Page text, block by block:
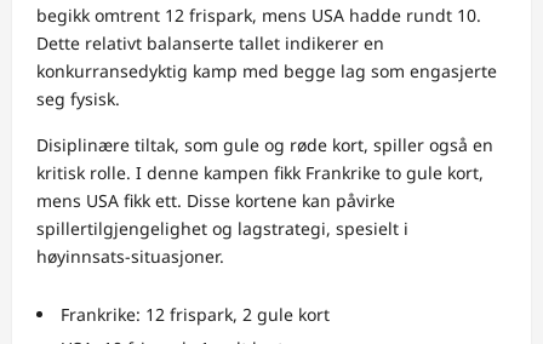
begikk omtrent 12 frispark, mens USA hadde rundt 10.
Dette relativt balanserte tallet indikerer en
konkurransedyktig kamp med begge lag som engasjerte
seg fysisk.
Disiplinære tiltak, som gule og røde kort, spiller også en
kritisk rolle. I denne kampen fikk Frankrike to gule kort,
mens USA fikk ett. Disse kortene kan påvirke
spillertilgjengelighet og lagstrategi, spesielt i
høyinnsats-situasjoner.
Frankrike: 12 frispark, 2 gule kort